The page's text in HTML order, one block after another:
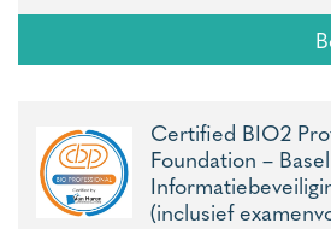
Certified BIO2
Foundation –
(inclusief